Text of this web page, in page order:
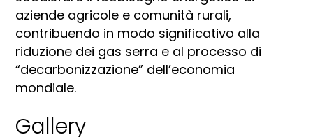
aziende agricole e comunità rurali,
contribuendo in modo significativo alla
riduzione dei gas serra e al processo di
“decarbonizzazione” dell’economia
mondiale.
Gallery